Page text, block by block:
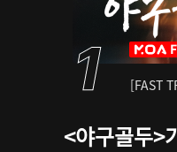
[FAST
<야구골두>